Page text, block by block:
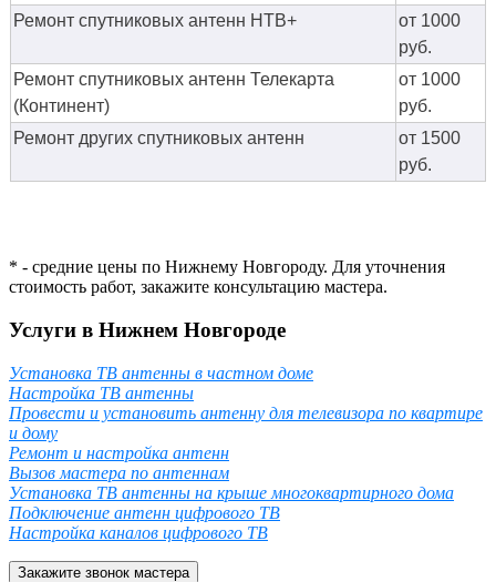
Ремонт спутниковых антенн НТВ+
от 1000
руб.
Ремонт спутниковых антенн Телекарта
(Континент)
от 1000
руб.
Ремонт других спутниковых антенн
от 1500
руб.
* - средние цены по Нижнему Новгороду. Для уточнения
стоимость работ, закажите консультацию мастера.
Услуги в Нижнем Новгороде
Установка ТВ антенны в частном доме
Настройка ТВ антенны
Провести и установить антенну для телевизора по квартире
и дому
Ремонт и настройка антенн
Вызов мастера по антеннам
Установка ТВ антенны на крыше многоквартирного дома
Подключение антенн цифрового ТВ
Настройка каналов цифрового ТВ
Закажите звонок мастера